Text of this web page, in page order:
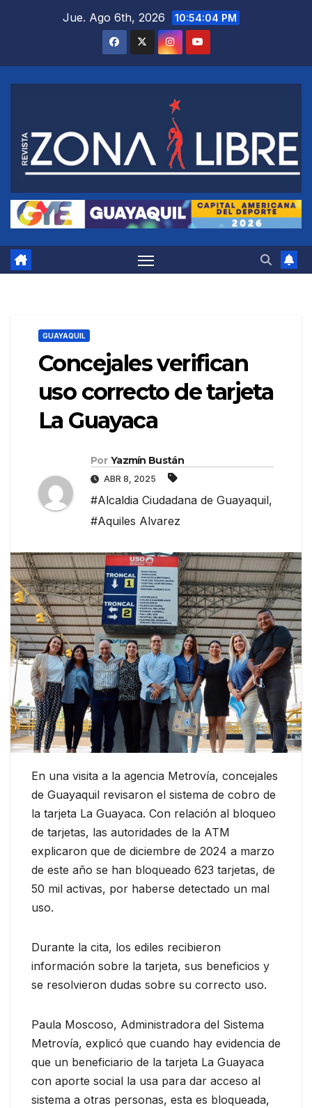
Jue. Ago 6th, 2026 10:54:04 PM
GUAYAQUIL
Concejales verifican
uso correcto de tarjeta
La Guayaca
Por Yazmín Bustán
ABR 8, 2025
#Alcaldia Ciudadana de Guayaquil,
#Aquiles Alvarez
En una visita a la agencia Metrovía, concejales
de Guayaquil revisaron el sistema de cobro de
la tarjeta La Guayaca. Con relación al bloqueo
de tarjetas, las autoridades de la ATM
explicaron que de diciembre de 2024 a marzo
de este año se han bloqueado 623 tarjetas, de
50 mil activas, por haberse detectado un mal
uso.
Durante la cita, los ediles recibieron
información sobre la tarjeta, sus beneficios y
se resolvieron dudas sobre su correcto uso.
Paula Moscoso, Administradora del Sistema
Metrovía, explicó que cuando hay evidencia de
que un beneficiario de la tarjeta La Guayaca
con aporte social la usa para dar acceso al
sistema a otras personas, esta es bloqueada,